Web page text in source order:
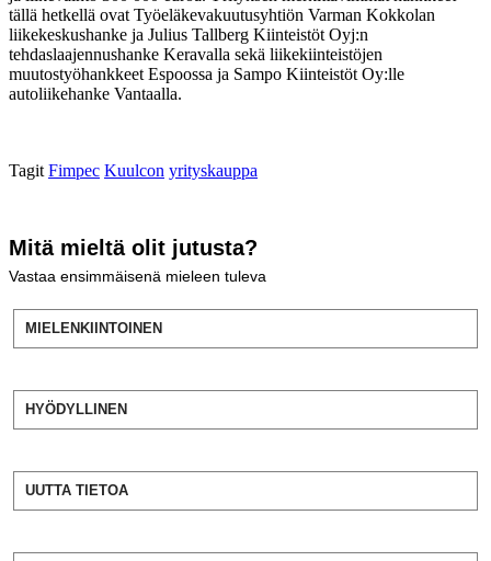
tällä hetkellä ovat Työeläkevakuutusyhtiön Varman Kokkolan
liikekeskushanke ja Julius Tallberg Kiinteistöt Oyj:n
tehdaslaajennushanke Keravalla sekä liikekiinteistöjen
muutostyöhankkeet Espoossa ja Sampo Kiinteistöt Oy:lle
autoliikehanke Vantaalla.
Tagit Fimpec Kuulcon yrityskauppa
Mitä mieltä olit jutusta?
Vastaa ensimmäisenä mieleen tuleva
MIELENKIINTOINEN
HYÖDYLLINEN
UUTTA TIETOA